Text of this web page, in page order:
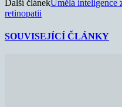
Další článekUmělá inteligence
retinopatii
SOUVISEJÍCÍ ČLÁNKY